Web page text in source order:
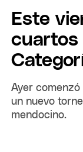
Este
cuartos
Ayer comenzó
un nuevo
mendocino.